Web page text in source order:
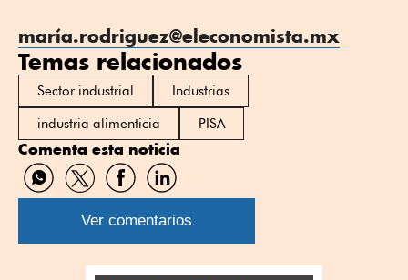
maría.rodriguez@eleconomista.mx
Temas relacionados
Sector industrial
Industrias
industria alimenticia
PISA
Comenta esta noticia
Compartir
por
WhatsApp
Compartir
por
Twitter
Compartir
por
Facebook
Compartir
por
Linkedin
Ver comentarios